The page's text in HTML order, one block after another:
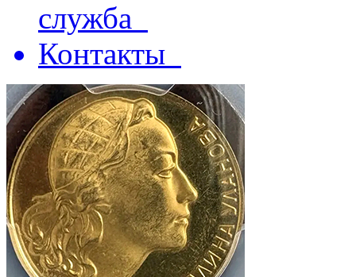
служба
Контакты